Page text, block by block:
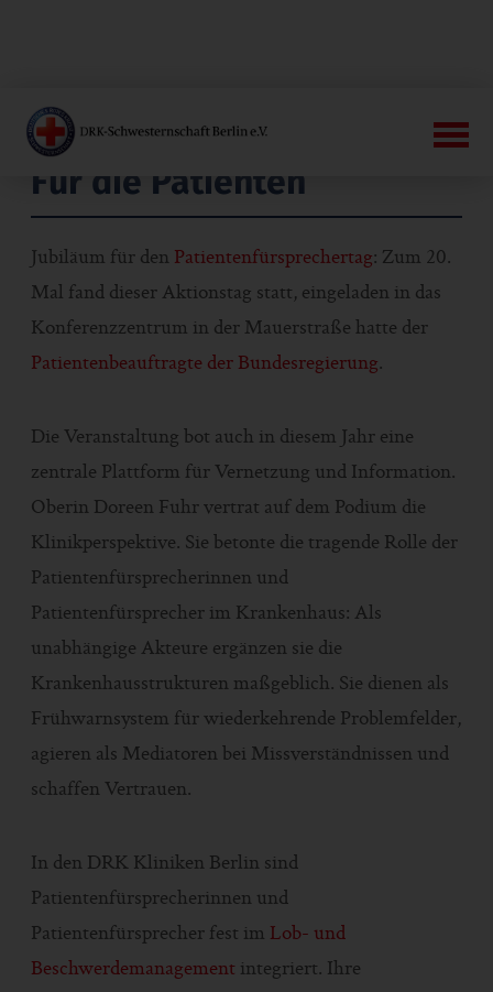
Für die Patienten
Jubiläum für den Patientenfürsprechertag: Zum 20.
Mal fand dieser Aktionstag statt, eingeladen in das
Konferenzzentrum in der Mauerstraße hatte der
Patientenbeauftragte der Bundesregierung.
Die Veranstaltung bot auch in diesem Jahr eine
zentrale Plattform für Vernetzung und Information.
Oberin Doreen Fuhr vertrat auf dem Podium die
Klinikperspektive. Sie betonte die tragende Rolle der
Patientenfürsprecherinnen und
Patientenfürsprecher im Krankenhaus: Als
unabhängige Akteure ergänzen sie die
Krankenhausstrukturen maßgeblich. Sie dienen als
Frühwarnsystem für wiederkehrende Problemfelder,
agieren als Mediatoren bei Missverständnissen und
schaffen Vertrauen.
In den DRK Kliniken Berlin sind
Patientenfürsprecherinnen und
Patientenfürsprecher fest im Lob- und
Beschwerdemanagement integriert. Ihre